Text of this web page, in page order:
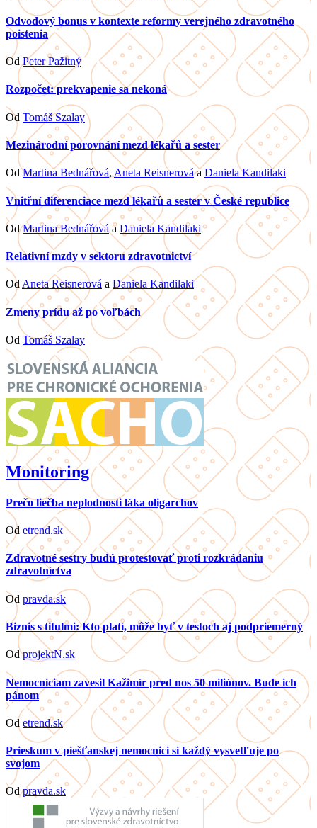
Odvodový bonus v kontexte reformy verejného zdravotného
poistenia
OdPeter Pažitný
Rozpočet: prekvapenie sa nekoná
Od Tomáš Szalay
Mezinárodní porovnání mezd lékařů a sester
OdMartina Bednářová, Aneta Reisnerováa Daniela Kandilaki
Vnitřní diferenciace mezd lékařů a sester v České republice
OdMartina Bednářová aDaniela Kandilaki
Relativní mzdy v sektoru zdravotnictví
Od Aneta Reisnerová a Daniela Kandilaki
Zmeny prídu až po voľbách
Od Tomáš Szalay
Monitoring
Prečo liečba neplodnosti láka oligarchov
Od etrend.sk
Zdravotné sestry budú protestovať proti rozkrádaniu
zdravotníctva
Od pravda.sk
Biznis s titulmi: Kto platí, môže byť v testoch aj podpriemerný
OdprojektN.sk
Nemocniciam zavesil Kažimír pred nos 50 miliónov. Bude ich
pánom
Od etrend.sk
Prieskum v piešťanskej nemocnici si každý vysvetľuje po
svojom
Odpravda.sk